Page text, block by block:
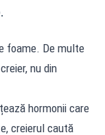
foame. De multe
nu din
hormonii care
creierul caută